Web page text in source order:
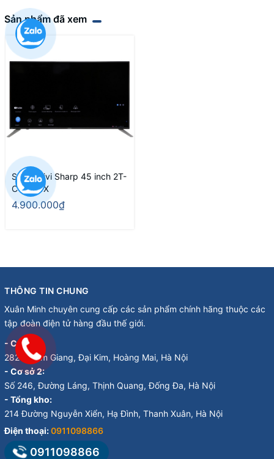
Sản phẩm đã xem
Smart Tivi Sharp 45 inch 2T-
C45AE1X
4.900.000₫
THÔNG TIN CHUNG
Xuân Minh chuyên cung cấp các sản phẩm chính hãng thuộc các
tập đoàn điện tử hàng đầu thế giới.
- Cơ sở 1:
282 Đ. Kim Giang, Đại Kim, Hoàng Mai, Hà Nội
- Cơ sở 2:
Số 246, Đường Láng, Thịnh Quang, Đống Đa, Hà Nội
- Tổng kho:
214 Đường Nguyễn Xiển, Hạ Đình, Thanh Xuân, Hà Nội
Điện thoại:0911098866
0911098866